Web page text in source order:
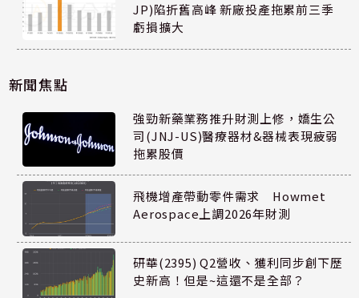
JP)陷折舊高峰 新廠投產拖累前三季
虧損擴大
新聞焦點
強勁新藥業務推升財測上修，嬌生公
司(JNJ-US)醫療器材&器械表現疲弱
拖累股價
飛機增產帶動零件需求 Howmet
Aerospace上調2026年財測
研華(2395) Q2營收、獲利同步創下歷
史新高！但是~這還不是全部？